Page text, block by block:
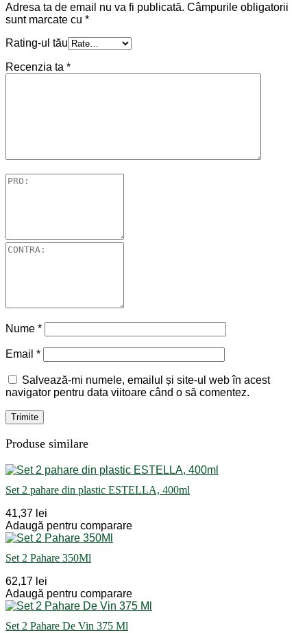
Adresa ta de email nu va fi publicată. Câmpurile obligatorii
sunt marcate cu *
Rating-ul tău
Recenzia ta *
Nume *
Email *
Salvează-mi numele, emailul și site-ul web în acest
navigator pentru data viitoare când o să comentez.
Produse similare
Set 2 pahare din plastic ESTELLA, 400ml
41,37 lei
Adaugă pentru comparare
Set 2 Pahare 350Ml
62,17 lei
Adaugă pentru comparare
Set 2 Pahare De Vin 375 Ml